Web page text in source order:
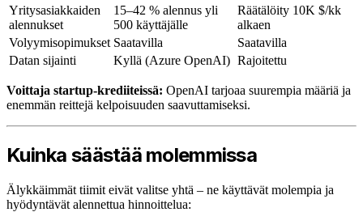
Yritysasiakkaiden
alennukset
15–42 % alennus yli
500 käyttäjälle
Räätälöity 10K $/kk
alkaen
Volyymisopimukset Saatavilla
Saatavilla
Datan sijainti
Kyllä (Azure OpenAI) Rajoitettu
Voittaja startup-krediiteissä: OpenAI tarjoaa suurempia määriä ja
enemmän reittejä kelpoisuuden saavuttamiseksi.
Kuinka säästää molemmissa
Älykkäimmät tiimit eivät valitse yhtä – ne käyttävät molempia ja
hyödyntävät alennettua hinnoittelua: